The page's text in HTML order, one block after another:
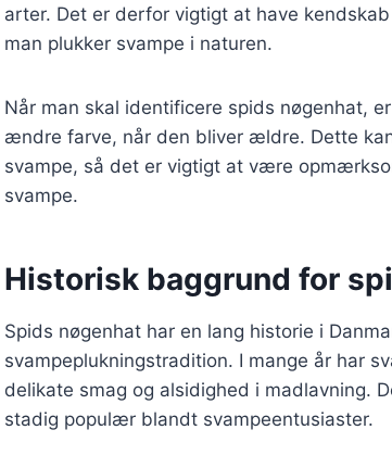
arter. Det er derfor vigtigt at have
man plukker svampe i naturen.
Når man skal identificere spids nøgenhat,
ændre farve, når den bliver ældre. Dette
svampe, så det er vigtigt at være
svampe.
Historisk baggrund for
Spids nøgenhat har en lang historie i
svampeplukningstradition. I mange år har
delikate smag og alsidighed i madlavning.
stadig populær blandt svampeentusiaster.